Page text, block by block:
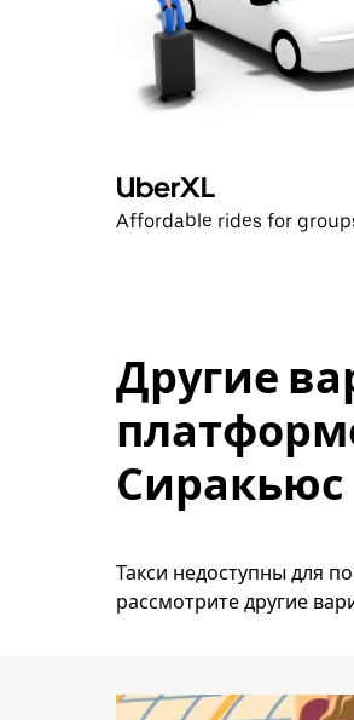
UberXL
Affordable rides for
Другие
Сиракьюс
Такси недоступны для
рассмотрите другие